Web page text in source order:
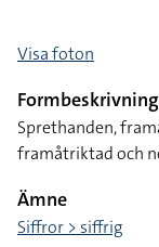
Visa foton
Formbeskrivning
Sprethanden,
framåtriktad och
Ämne
Siffror > siffrig